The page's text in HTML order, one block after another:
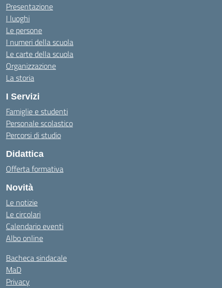
Presentazione
I luoghi
Le persone
I numeri della scuola
Le carte della scuola
Organizzazione
La storia
I Servizi
Famiglie e studenti
Personale scolastico
Percorsi di studio
Didattica
Offerta formativa
Novità
Le notizie
Le circolari
Calendario eventi
Albo online
Bacheca sindacale
MaD
Privacy